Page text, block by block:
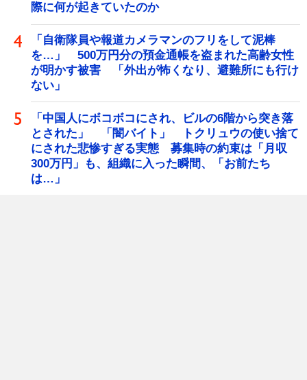
際に何が起きていたのか
「自衛隊員や報道カメラマンのフリをして泥棒
を…」 500万円分の預金通帳を盗まれた高齢女性
が明かす被害 「外出が怖くなり、避難所にも行け
ない」
「中国人にボコボコにされ、ビルの6階から突き落
とされた」 「闇バイト」 トクリュウの使い捨て
にされた悲惨すぎる実態 募集時の約束は「月収
300万円」も、組織に入った瞬間、「お前たち
は…」